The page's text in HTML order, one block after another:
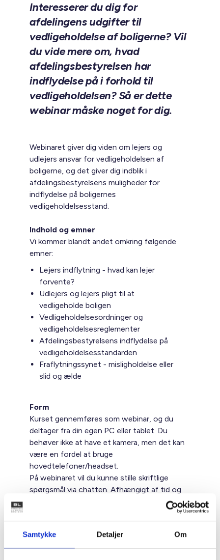
Samtykke Detaljer Om
Interesserer du dig for
afdelingens udgifter til
vedligeholdelse af boligerne? Vil
du vide mere om, hvad
afdelingsbestyrelsen har
indflydelse på i forhold til
vedligeholdelsen? Så er dette
webinar måske noget for dig.
Webinaret giver dig viden om lejers og
udlejers ansvar for vedligeholdelsen af
boligerne, og det giver dig indblik i
afdelingsbestyrelsens muligheder for
indflydelse på boligernes
vedligeholdelsesstand.
Indhold og emner
Vi kommer blandt andet omkring følgende
emner:
Lejers indflytning - hvad kan lejer
forvente?
Udlejers og lejers pligt til at
vedligeholde boligen
Vedligeholdelsesordninger og
vedligeholdelsesreglementer
Afdelingsbestyrelsens indflydelse på
vedligeholdelsesstandarden
Fraflytningssynet - misligholdelse eller
slid og ælde
Form
Kurset gennemføres som webinar, og du
deltager fra din egen PC eller tablet. Du
behøver ikke at have et kamera, men det kan
være en fordel at bruge
hovedtelefoner/headset.
På webinaret vil du kunne stille skriftlige
spørgsmål via chatten. Afhængigt af tid og
deltagertal kan der også være mulighed for at
skriftlige spørgsmål, som så vidt muligt vil
blive besvaret.